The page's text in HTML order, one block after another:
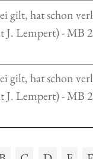
gilt, hat schon
Lempert) - MB
gilt, hat schon
Lempert) - MB